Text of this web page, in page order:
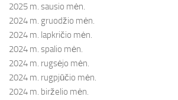
2025 m. sausio mėn.
2024 m. gruodžio mėn.
2024 m. lapkričio mėn.
2024 m. spalio mėn.
2024 m. rugsėjo mėn.
2024 m. rugpjūčio mėn.
2024 m. birželio mėn.